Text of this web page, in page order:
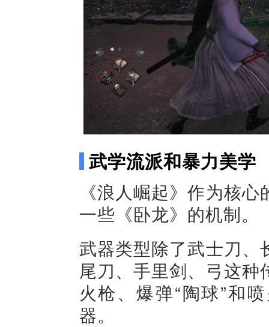
武学流派和暴力美学
《浪人崛起》作为核
一些《卧龙》的机制。
武器类型除了武士刀
尾刀、手里剑、弓这
火枪、爆弹“陶球”和
器。